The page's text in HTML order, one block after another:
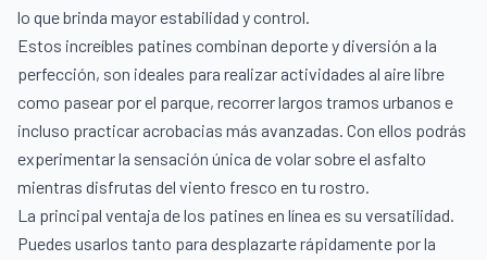
lo que brinda mayor estabilidad y control.
Estos increíbles patines combinan deporte y diversión a la
perfección, son ideales para realizar actividades al aire libre
como pasear por el parque, recorrer largos tramos urbanos e
incluso practicar acrobacias más avanzadas. Con ellos podrás
experimentar la sensación única de volar sobre el asfalto
mientras disfrutas del viento fresco en tu rostro.
La principal ventaja de los patines en línea es su versatilidad.
Puedes usarlos tanto para desplazarte rápidamente por la